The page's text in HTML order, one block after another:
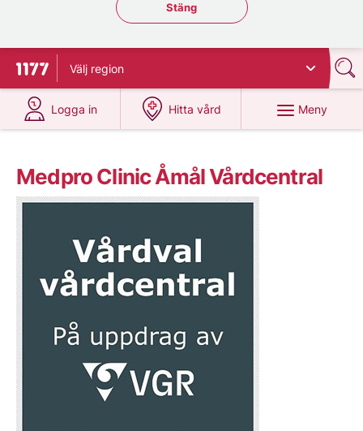
Stäng regionsväljaren
Stäng
Till startsidan för 1177
Välj region
Logga in
på 1177.se
Hitta vård
på 1177.se
Meny
Medpro Clinic Åmål Vårdcentral